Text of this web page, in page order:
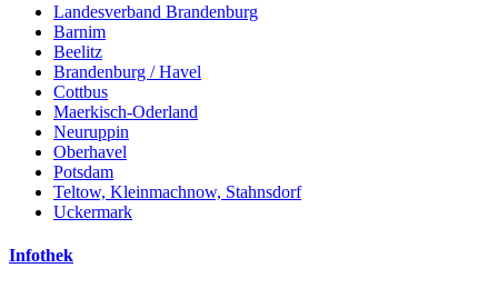
Landesverband Brandenburg
Barnim
Beelitz
Brandenburg / Havel
Cottbus
Maerkisch-Oderland
Neuruppin
Oberhavel
Potsdam
Teltow, Kleinmachnow, Stahnsdorf
Uckermark
Infothek